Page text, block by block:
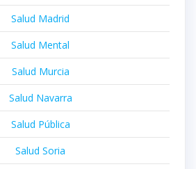
Salud Madrid
Salud Mental
Salud Murcia
Salud Navarra
Salud Pública
Salud Soria